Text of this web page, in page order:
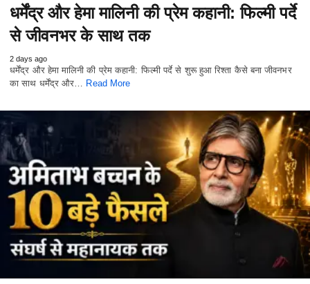
धर्मेंद्र और हेमा मालिनी की प्रेम कहानी: फिल्मी पर्दे
से जीवनभर के साथ तक
2 days ago
धर्मेंद्र और हेमा मालिनी की प्रेम कहानी: फिल्मी पर्दे से शुरू हुआ रिश्ता कैसे बना जीवनभर
का साथ धर्मेंद्र और… Read More